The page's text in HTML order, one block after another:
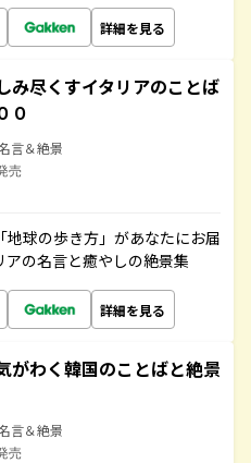
詳細を見る
み尽くすイタリアのことば
０
言＆絶景
売
球の歩き方」があなたにお届
の名言と癒やしの絶景集
詳細を見る
がわく韓国のことばと絶景
言＆絶景
売